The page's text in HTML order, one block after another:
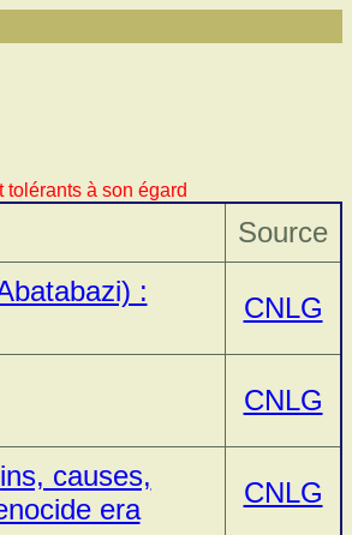
à son égard
Source
:
CNLG
CNLG
causes,
era
CNLG